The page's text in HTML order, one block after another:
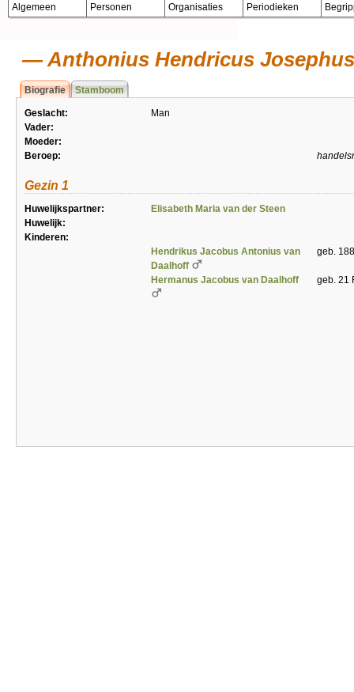
Algemeen Personen Organisaties Periodieken
Anthonius Hendricus
Biografie Stamboom
Geslacht:
Man
Vader:
Moeder:
Beroep:
Gezin 1
Huwelijkspartner:
Elisabeth Maria van der Steen
Huwelijk:
Kinderen:
Hendrikus Jacobus Antonius van
Daalhoff
geb.
Hermanus Jacobus van Daalhoff geb. 21